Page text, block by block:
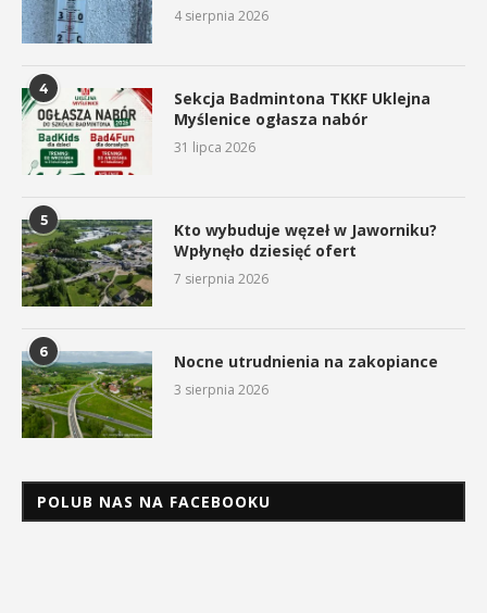
4 sierpnia 2026
4
Sekcja Badmintona TKKF Uklejna
Myślenice ogłasza nabór
31 lipca 2026
5
Kto wybuduje węzeł w Jaworniku?
Wpłynęło dziesięć ofert
7 sierpnia 2026
6 Nocne utrudnienia na zakopiance
3 sierpnia 2026
POLUB NAS NA FACEBOOKU